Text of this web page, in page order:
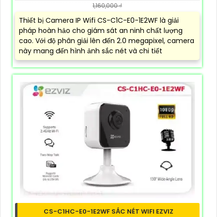
1,160,000 ₫
Thiết bị Camera IP Wifi CS-C1C-E0-1E2WF là giải
pháp hoàn hảo cho giám sát an ninh chất lượng
cao. Với độ phân giải lên đến 2.0 megapixel, camera
này mang đến hình ảnh sắc nét và chi tiết
CS-C1HC-E0-1E2WF SẮC NÉT WIFI EZVIZ